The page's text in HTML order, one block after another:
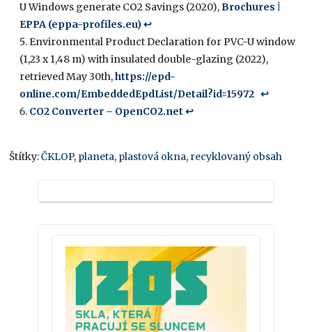
U Windows generate CO2 Savings (2020),Brochures |
EPPA (eppa-profiles.eu)↩︎
Environmental Product Declaration for PVC-U window
(1,23 x 1,48 m) with insulated double-glazing (2022),
retrieved May 30th,https://epd-
online.com/EmbeddedEpdList/Detail?id=15972 ↩︎
CO2 Converter – OpenCO2.net ↩︎
Štítky:ČKLOP, planeta, plastová okna, recyklovaný obsah